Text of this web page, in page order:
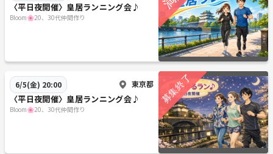
〈平日夜開催〉皇居ランニング会♪
Bloom🌸20、30代仲間作り
6/5(金) 20:00 東京都
〈平日夜開催〉皇居ランニング会♪
Bloom🌸20、30代仲間作り